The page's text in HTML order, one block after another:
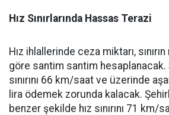
Hız Sınırlarında Hassas Terazi
Hız ihlallerinde ceza miktarı, sınırın
göre santim santim hesaplanacak.
sınırını 66 km/saat ve üzerinde
lira ödemek zorunda kalacak.
benzer şekilde hız sınırını 71 km/